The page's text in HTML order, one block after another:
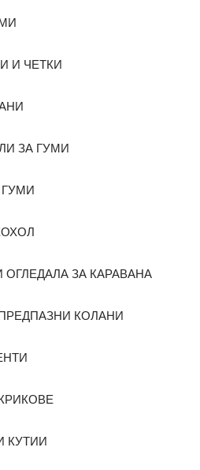
И ЧЕТКИ
ЗА ГУМИ
ЗА КАРАВАНА
КОЛАНИ
КУТИИ